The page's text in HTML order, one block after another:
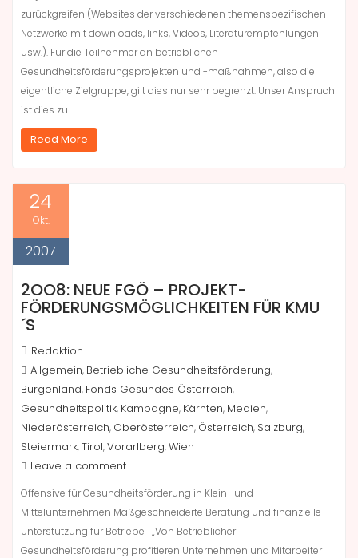
zurückgreifen (Websites der verschiedenen themenspezifischen
Netzwerke mit downloads, links, Videos, Literaturempfehlungen
usw.). Für die Teilnehmer an betrieblichen
Gesundheitsförderungsprojekten und -maßnahmen, also die
eigentliche Zielgruppe, gilt dies nur sehr begrenzt. Unser Anspruch
ist dies zu…
Read More
24
Okt.
2007
2OO8: NEUE FGÖ – PROJEKT-
FÖRDERUNGSMÖGLICHKEITEN FÜR KMU
´S
Redaktion
Allgemein, Betriebliche Gesundheitsförderung,
Burgenland, Fonds Gesundes Österreich,
Gesundheitspolitik, Kampagne, Kärnten, Medien,
Niederösterreich, Oberösterreich, Österreich, Salzburg,
Steiermark,Tirol,Vorarlberg,Wien
Leave a comment
Offensive für Gesundheitsförderung in Klein- und
Mittelunternehmen Maßgeschneiderte Beratung und finanzielle
Unterstützung für Betriebe „Von Betrieblicher
Gesundheitsförderung profitieren Unternehmen und Mitarbeiter